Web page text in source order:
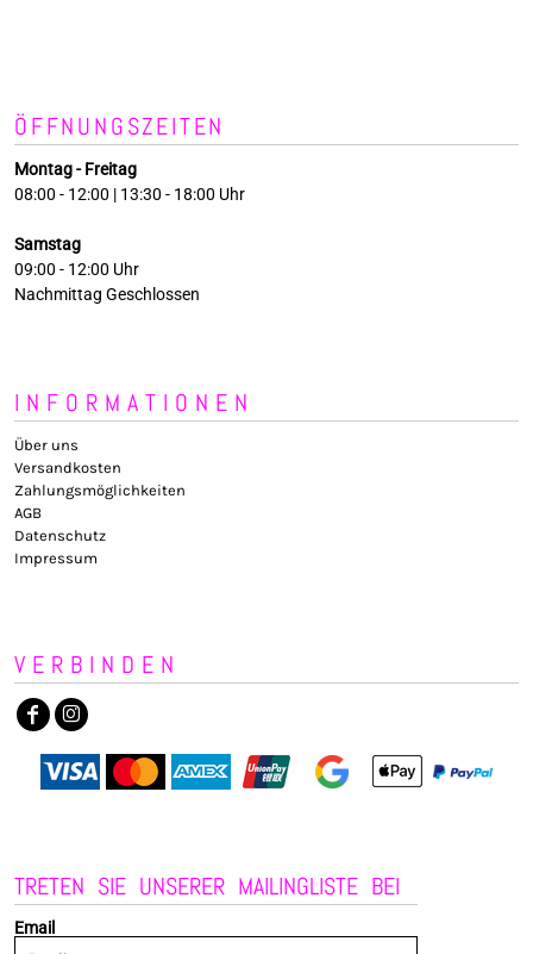
ÖFFNUNGSZEITEN
Montag - Freitag
08:00 - 12:00 | 13:30 - 18:00 Uhr
Samstag
09:00 - 12:00 Uhr
Nachmittag Geschlossen
INFORMATIONEN
Über uns
Versandkosten
Zahlungsmöglichkeiten
AGB
Datenschutz
Impressum
VERBINDEN
TRETEN SIE UNSERER MAILINGLISTE BEI
Email